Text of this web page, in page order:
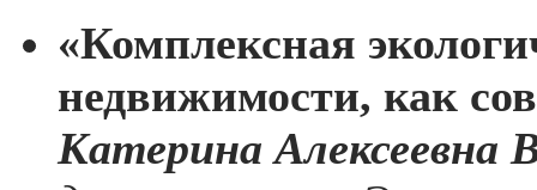
«Комплексная
недвижимости, как
Катерина Алексеевна